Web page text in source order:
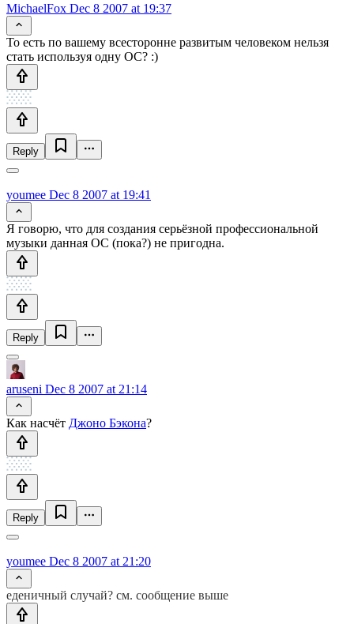
MichaelFox Dec 8 2007 at 19:37
То есть по вашему всесторонне развитым человеком нельзя
стать используя одну ОС? :)
Reply
youmee Dec 8 2007 at 19:41
Я говорю, что для создания серьёзной профессиональной
музыки данная ОС (пока?) не пригодна.
Reply
aruseni Dec 8 2007 at 21:14
Как насчёт Джоно Бэкона?
Reply
youmee Dec 8 2007 at 21:20
еденичный случай? см. сообщение выше